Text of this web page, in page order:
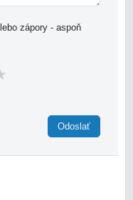
zápory - aspoň
Odoslať